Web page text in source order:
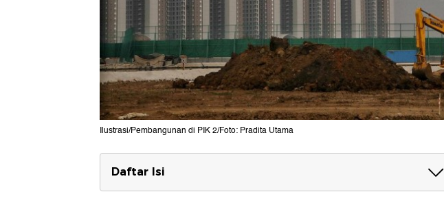
Ilustrasi/Pembangunan di PIK 2/Foto: Pradita Utama
Daftar Isi
1. Mendapat Jaminan Pemerintah